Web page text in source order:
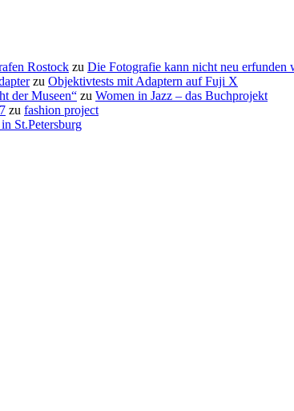
Rostock zu Die Fotografie kann nicht neu erfunden
zu Objektivtests mit Adaptern auf Fuji X
der Museen“ zu Women in Jazz – das Buchprojekt
zu fashion project
St.Petersburg